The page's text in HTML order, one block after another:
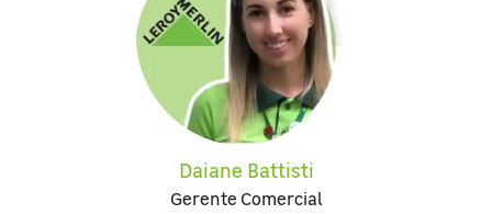
Daiane Battisti
Gerente Comercial